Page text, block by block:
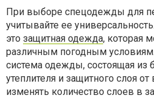
При выборе спецодежды для
учитывайте ее
это защитная одежда, которая
различным погодным
система одежды, состоящая из
утеплителя и защитного слоя
изменять количество слоев в